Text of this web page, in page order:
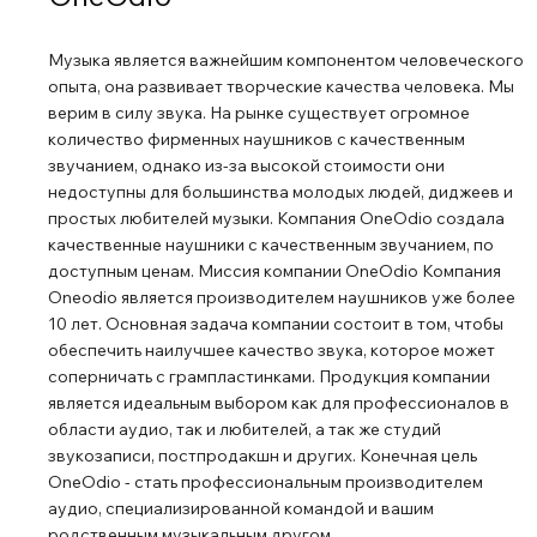
Музыка является важнейшим компонентом человеческого
опыта, она развивает творческие качества человека. Мы
верим в силу звука. На рынке существует огромное
количество фирменных наушников с качественным
звучанием, однако из-за высокой стоимости они
недоступны для большинства молодых людей, диджеев и
простых любителей музыки. Компания OneOdio создала
качественные наушники с качественным звучанием, по
доступным ценам. Миссия компании OneOdio Компания
Oneodio является производителем наушников уже более
10 лет. Основная задача компании состоит в том, чтобы
обеспечить наилучшее качество звука, которое может
соперничать с грампластинками. Продукция компании
является идеальным выбором как для профессионалов в
области аудио, так и любителей, а так же студий
звукозаписи, постпродакшн и других. Конечная цель
OneOdio - стать профессиональным производителем
аудио, специализированной командой и вашим